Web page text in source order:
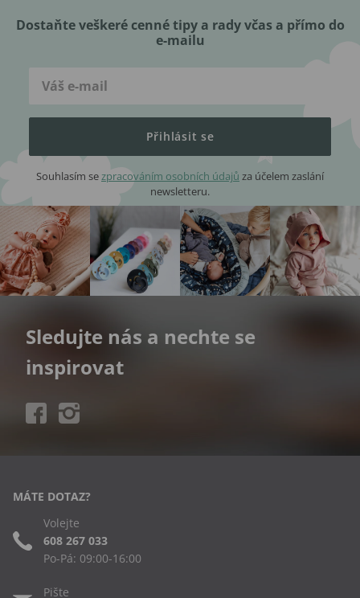
Dostaňte veškeré cenné tipy a rady včas a přímo do
e-mailu
Přihlásit se
Souhlasím sezpracováním osobních údajů za účelem zaslání
newsletteru.
Sledujte nás a nechte se
inspirovat
MÁTE DOTAZ?
Volejte
608 267 033
Po-Pá: 09:00-16:00
Pište